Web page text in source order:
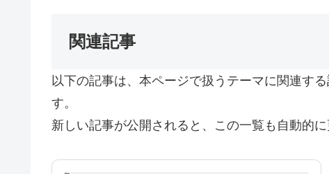
関連記事
以下の記事は、本ページで扱うテーマに関連す
す。
新しい記事が公開されると、この一覧も自動的に